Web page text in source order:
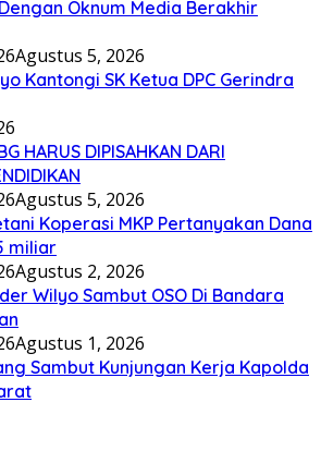
Oknum Media Berakhir
Agustus 5, 2026
Kantongi SK Ketua DPC Gerindra
HARUS DIPISAHKAN DARI
Agustus 5, 2026
Koperasi MKP Pertanyakan Dana
miliar
Agustus 2, 2026
Wilyo Sambut OSO Di Bandara
Agustus 1, 2026
Sambut Kunjungan Kerja Kapolda